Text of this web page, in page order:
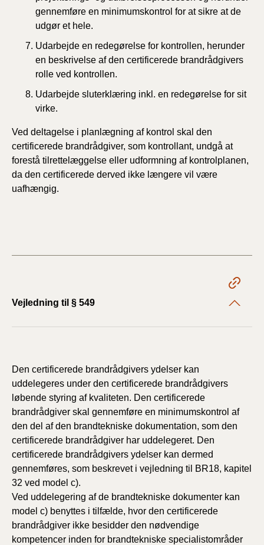
gennemføre en minimumskontrol for atsikre at de
udgør et hele.
Udarbejde en redegørelse for kontrollen, herunder
en beskrivelse af den certificerede brandrådgivers
rolle ved kontrollen.
Udarbejde sluterklæring inkl. en redegørelse for sit
virke.
Ved deltagelse i planlægning af kontrol skal den
certificerede brandrådgiver, som kontrollant, undgå at
forestå tilrettelæggelse eller udformning af kontrolplanen,
da den certificerede derved ikke længere vil være
uafhængig.
Vejledning til § 549
Den certificerede brandrådgivers ydelser kan
uddelegeres under den certificerede brandrådgivers
løbende styring af kvaliteten. Den certificerede
brandrådgiver skal gennemføre en minimumskontrol af
den del af den brandtekniske dokumentation, som den
certificerede brandrådgiver har uddelegeret. Den
certificerede brandrådgivers ydelser kan dermed
gennemføres, som beskrevet i vejledning til BR18, kapitel
32 ved model c).
Ved uddelegering af de brandtekniske dokumenter kan
model c) benyttes i tilfælde, hvor den certificerede
brandrådgiver ikke besidder den nødvendige
kompetencer inden for brandtekniske specialistområder